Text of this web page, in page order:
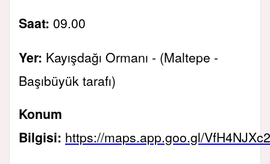
Saat: 09.00
Yer: Kayışdağı Ormanı - (Maltepe -
Başıbüyük tarafı)
Konum
Bilgisi: https://maps.app.goo.gl/